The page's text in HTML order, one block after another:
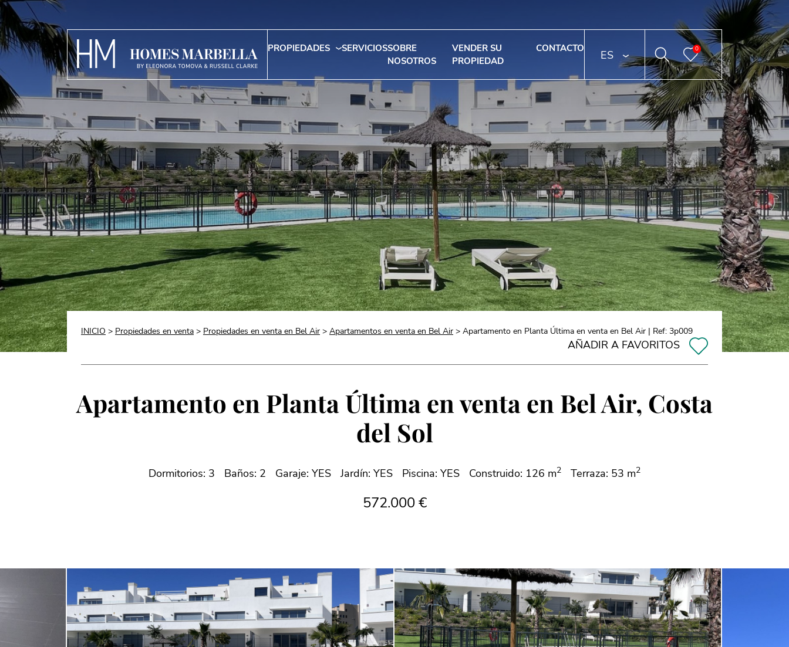
PROPIEDADES SERVICIOSSOBRE
NOSOTROS
VENDER SU
PROPIEDAD
CONTACTO
ESPAÑOL 0
INICIO > Propiedades en venta > Propiedades en venta en Bel Air > Apartamentos en venta en Bel Air > Apartamento en Planta Última en venta en Bel Air | Ref: 3p009
AÑADIR A FAVORITOS
Apartamento en Planta Última en venta en Bel Air, Costa
del Sol
Dormitorios: 3 Baños: 2 Garaje: YES Jardín: YES Piscina: YES Construido: 126 m2 Terraza: 53 m2
572.000 €